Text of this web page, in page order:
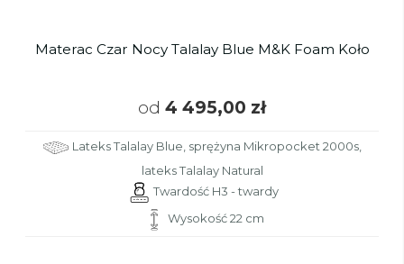
Materac Czar Nocy Talalay Blue M&K Foam Koło
od 4 495,00 zł
Lateks Talalay Blue, sprężyna Mikropocket 2000s,
lateks Talalay Natural
Twardość H3 - twardy
Wysokość 22 cm